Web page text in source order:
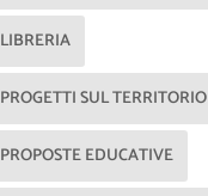
LIBRERIA
PROGETTI SUL TERRITORIO
PROPOSTE EDUCATIVE